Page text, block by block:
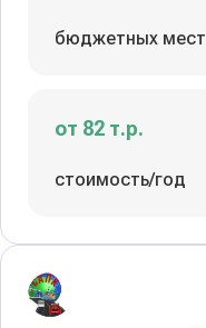
бюджетных мест
от 82 т.р.
стоимость/год